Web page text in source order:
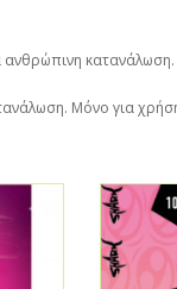
ανθρώπινη κατανάλωση.
Μόνο για